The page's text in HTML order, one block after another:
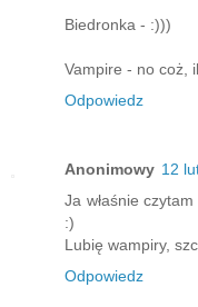
Biedronka - :)))
Vampire - no coż,
Odpowiedz
Anonimowy 12
Ja właśnie
:)
Lubię wampiry,
Odpowiedz